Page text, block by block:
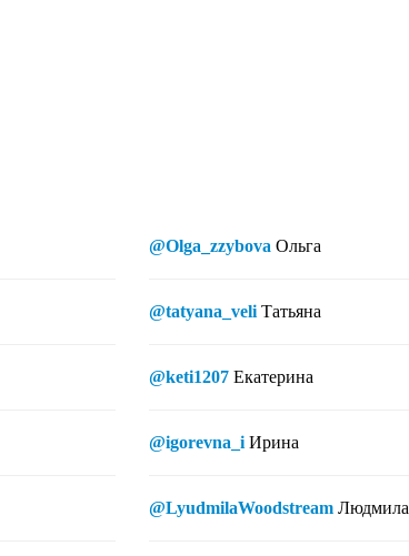
@Olga_zzybova Ольга
@tatyana_veli Татьяна
@keti1207 Екатерина
@igorevna_i Ирина
@LyudmilaWoodstream Людмила